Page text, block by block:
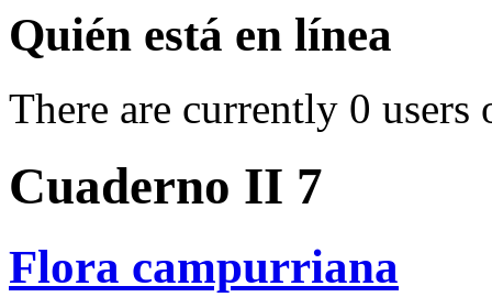
Quién está en línea
There are currently 0 users
Cuaderno II 7
Flora campurriana